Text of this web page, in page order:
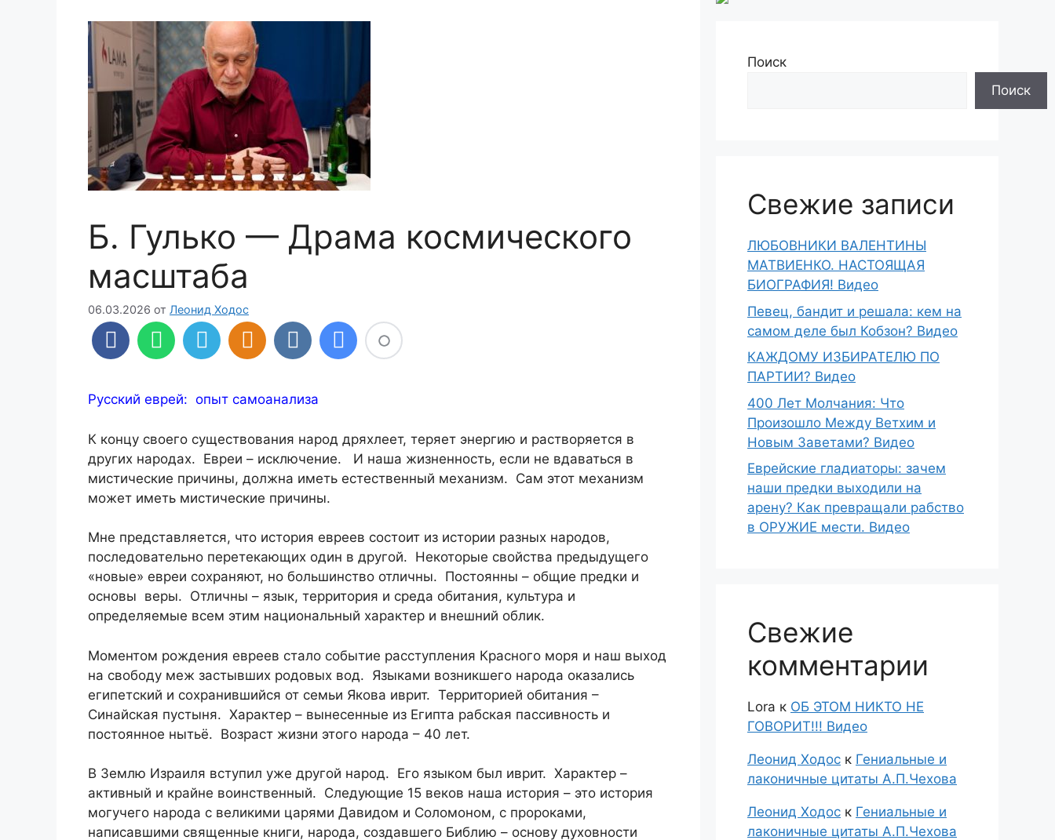
Б. Гулько — Драма космического
масштаба
06.03.2026 от Леонид Ходос
Русский еврей: опыт самоанализа
К концу своего существования народ дряхлеет, теряет энергию и растворяется в
других народах. Евреи – исключение. И наша жизненность, если не вдаваться в
мистические причины, должна иметь естественный механизм. Сам этот механизм
может иметь мистические причины.
Мне представляется, что история евреев состоит из истории разных народов,
последовательно перетекающих один в другой. Некоторые свойства предыдущего
«новые» евреи сохраняют, но большинство отличны. Постоянны – общие предки и
основы веры. Отличны – язык, территория и среда обитания, культура и
определяемые всем этим национальный характер и внешний облик.
Моментом рождения евреев стало событие расступления Красного моря и наш выход
на свободу меж застывших родовых вод. Языками возникшего народа оказались
египетский и сохранившийся от семьи Якова иврит. Территорией обитания –
Синайская пустыня. Характер – вынесенные из Египта рабская пассивность и
постоянное нытьё. Возраст жизни этого народа – 40 лет.
В Землю Израиля вступил уже другой народ. Его языком был иврит. Характер –
активный и крайне воинственный. Следующие 15 веков наша история – это история
могучего народа с великими царями Давидом и Соломоном, с пророками,
написавшими священные книги, народа, создавшего Библию – основу духовности
Поиск
Поиск
Свежие записи
ЛЮБОВНИКИ ВАЛЕНТИНЫ
МАТВИЕНКО. НАСТОЯЩАЯ
БИОГРАФИЯ! Видео
Певец, бандит и решала: кем на
самом деле был Кобзон? Видео
КАЖДОМУ ИЗБИРАТЕЛЮ ПО
ПАРТИИ? Видео
400 Лет Молчания: Что
Произошло Между Ветхим и
Новым Заветами? Видео
Еврейские гладиаторы: зачем
наши предки выходили на
арену? Как превращали рабство
в ОРУЖИЕ мести. Видео
Свежие
комментарии
Lora к ОБ ЭТОМ НИКТО НЕ
ГОВОРИТ!!! Видео
Леонид Ходос к Гениальные и
лаконичные цитаты А.П.Чехова
Леонид Ходос к Гениальные и
лаконичные цитаты А.П.Чехова